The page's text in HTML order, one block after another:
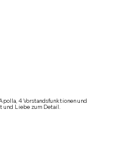
4 Vorstandsfunktionen und
Liebe zum Detail.